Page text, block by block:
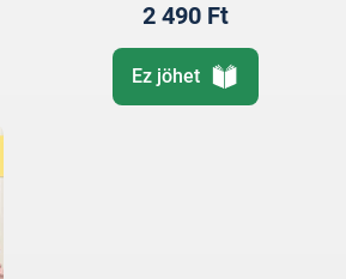
2 490 Ft
Ez jöhet